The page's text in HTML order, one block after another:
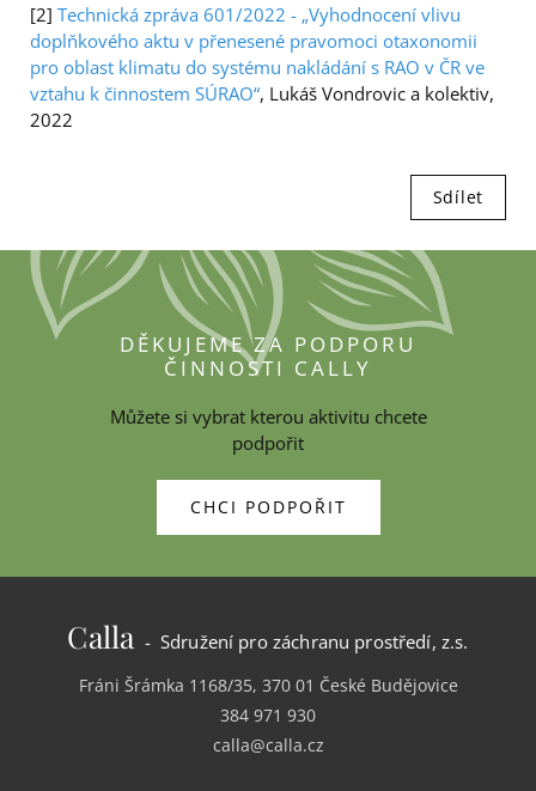
[2] Technická zpráva 601/2022 - „Vyhodnocení vlivu
doplňkového aktu v přenesené pravomoci otaxonomii
pro oblast klimatu do systému nakládání s RAO v ČR ve
vztahu k činnostem SÚRAO“, Lukáš Vondrovic a kolektiv,
2022
Sdílet
DĚKUJEME ZA PODPORU
ČINNOSTI CALLY
Můžete si vybrat kterou aktivitu chcete
podpořit
CHCI PODPOŘIT
Calla - Sdružení pro záchranu prostředí, z.s.
Fráni Šrámka 1168/35, 370 01 České Budějovice
384 971 930
calla@calla.cz